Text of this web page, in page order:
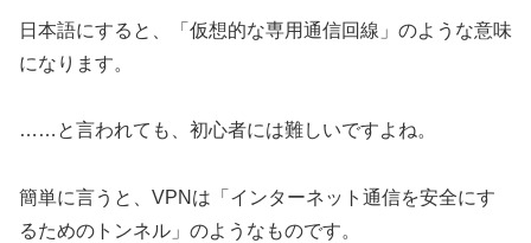
日本語にすると、「仮想的な専用通信回線」のような意味
になります。
……と言われても、初心者には難しいですよね。
簡単に言うと、VPNは「インターネット通信を安全にす
るためのトンネル」のようなものです。